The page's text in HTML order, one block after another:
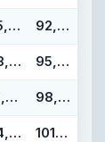
85,32 92,38
88,49 95,55
91,67 98,73
94,84 101,90